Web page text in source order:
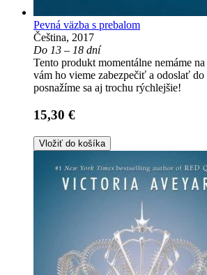
Pevná väzba s prebalom
Čeština, 2017
Do 13 – 18 dní
Tento produkt momentálne nemáme
vám ho vieme zabezpečiť a odoslať
posnažíme sa aj trochu rýchlejšie!
15,30 €
Vložiť do košíka